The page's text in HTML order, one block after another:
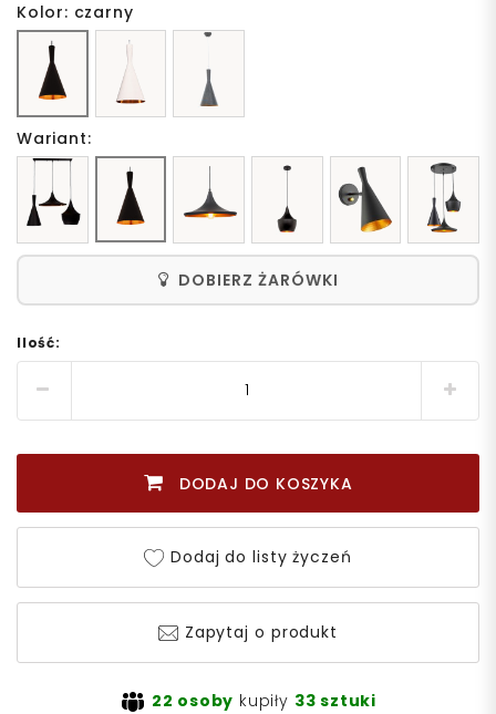
Kolor: czarny
Wariant:
DOBIERZ ŻARÓWKI
Ilość:
DODAJ DO KOSZYKA
Dodaj do listy życzeń
Zapytaj o produkt
22 osoby kupiły 33 sztuki